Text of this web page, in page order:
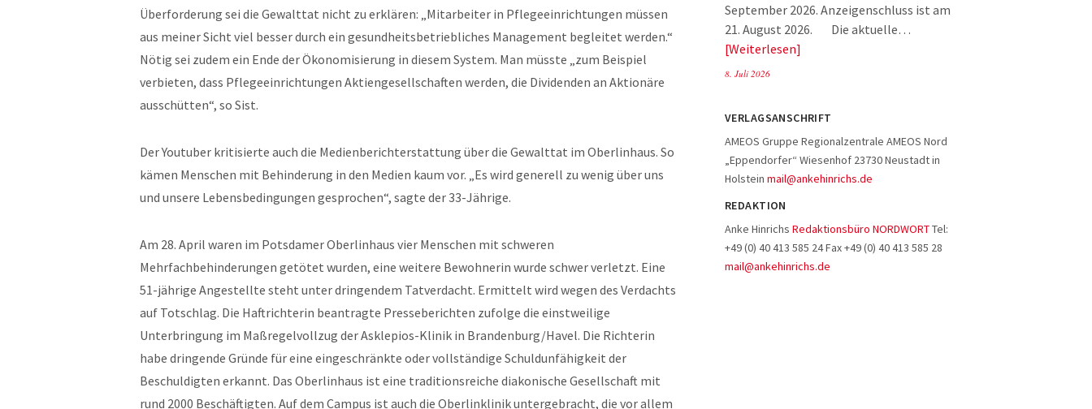
Überforderung sei die Gewalttat nicht zu erklären: „Mitarbeiter in Pflegeeinrichtungen müssen
aus meiner Sicht viel besser durch ein gesundheitsbetriebliches Management begleitet werden.“
Nötig sei zudem ein Ende der Ökonomisierung in diesem System. Man müsste „zum Beispiel
verbieten, dass Pflegeeinrichtungen Aktiengesellschaften werden, die Dividenden an Aktionäre
ausschütten“, so Sist.
Der Youtuber kritisierte auch die Medienberichterstattung über die Gewalttat im Oberlinhaus. So
kämen Menschen mit Behinderung in den Medien kaum vor. „Es wird generell zu wenig über uns
und unsere Lebensbedingungen gesprochen“, sagte der 33-Jährige.
Am 28. April waren im Potsdamer Oberlinhaus vier Menschen mit schweren
Mehrfachbehinderungen getötet wurden, eine weitere Bewohnerin wurde schwer verletzt. Eine
51-jährige Angestellte steht unter dringendem Tatverdacht. Ermittelt wird wegen des Verdachts
auf Totschlag. Die Haftrichterin beantragte Presseberichten zufolge die einstweilige
Unterbringung im Maßregelvollzug der Asklepios-Klinik in Brandenburg/Havel. Die Richterin
habe dringende Gründe für eine eingeschränkte oder vollständige Schuldunfähigkeit der
Beschuldigten erkannt. Das Oberlinhaus ist eine traditionsreiche diakonische Gesellschaft mit
rund 2000 Beschäftigten. Auf dem Campus ist auch die Oberlinklinik untergebracht, die vor allem
September 2026. Anzeigenschluss ist am
21. August 2026. Die aktuelle…
Weiterlesen
8. Juli 2026
VERLAGSANSCHRIFT
AMEOS Gruppe Regionalzentrale AMEOS Nord
„Eppendorfer“ Wiesenhof 23730 Neustadt in
Holstein mail@ankehinrichs.de
REDAKTION
Anke Hinrichs Redaktionsbüro NORDWORTTel:
+49 (0) 40 413 585 24 Fax +49 (0) 40 413 585 28
mail@ankehinrichs.de